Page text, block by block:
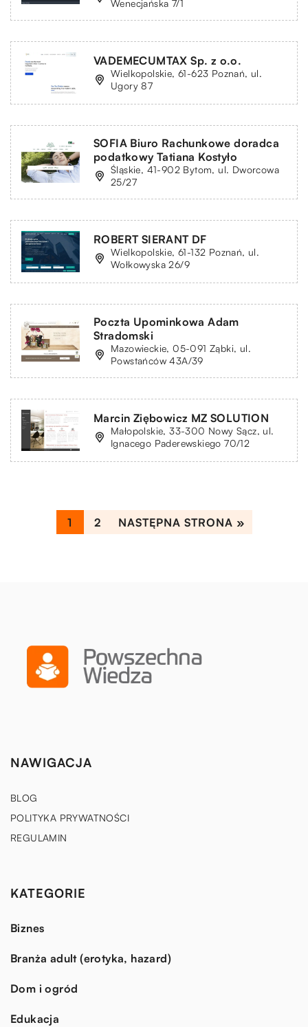
Wenecjańska 7/1
VADEMECUMTAX Sp. z o.o.
Wielkopolskie, 61-623 Poznań, ul.
Ugory 87
SOFIA Biuro Rachunkowe doradca
podatkowy Tatiana Kostyło
Śląskie, 41-902 Bytom, ul. Dworcowa
25/27
ROBERT SIERANT DF
Wielkopolskie, 61-132 Poznań, ul.
Wołkowyska 26/9
Poczta Upominkowa Adam
Stradomski
Mazowieckie, 05-091 Ząbki, ul.
Powstańców 43A/39
Marcin Ziębowicz MZ SOLUTION
Małopolskie, 33-300 Nowy Sącz, ul.
Ignacego Paderewskiego 70/12
1 2 NASTĘPNA STRONA »
NAWIGACJA
BLOG
POLITYKA PRYWATNOŚCI
REGULAMIN
KATEGORIE
Biznes
Branża adult (erotyka, hazard)
Dom i ogród
Edukacja